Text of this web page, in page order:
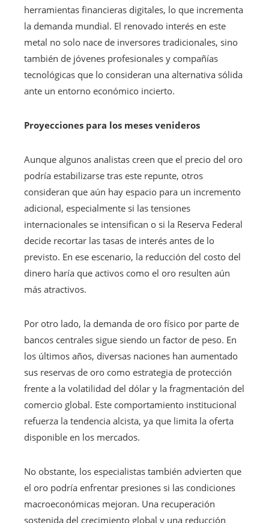
herramientas financieras digitales, lo que incrementa
la demanda mundial. El renovado interés en este
metal no solo nace de inversores tradicionales, sino
también de jóvenes profesionales y compañías
tecnológicas que lo consideran una alternativa sólida
ante un entorno económico incierto.
Proyecciones para los meses venideros
Aunque algunos analistas creen que el precio del oro
podría estabilizarse tras este repunte, otros
consideran que aún hay espacio para un incremento
adicional, especialmente si las tensiones
internacionales se intensifican o si la Reserva Federal
decide recortar las tasas de interés antes de lo
previsto. En ese escenario, la reducción del costo del
dinero haría que activos como el oro resulten aún
más atractivos.
Por otro lado, la demanda de oro físico por parte de
bancos centrales sigue siendo un factor de peso. En
los últimos años, diversas naciones han aumentado
sus reservas de oro como estrategia de protección
frente a la volatilidad del dólar y la fragmentación del
comercio global. Este comportamiento institucional
refuerza la tendencia alcista, ya que limita la oferta
disponible en los mercados.
No obstante, los especialistas también advierten que
el oro podría enfrentar presiones si las condiciones
macroeconómicas mejoran. Una recuperación
sostenida del crecimiento global y una reducción